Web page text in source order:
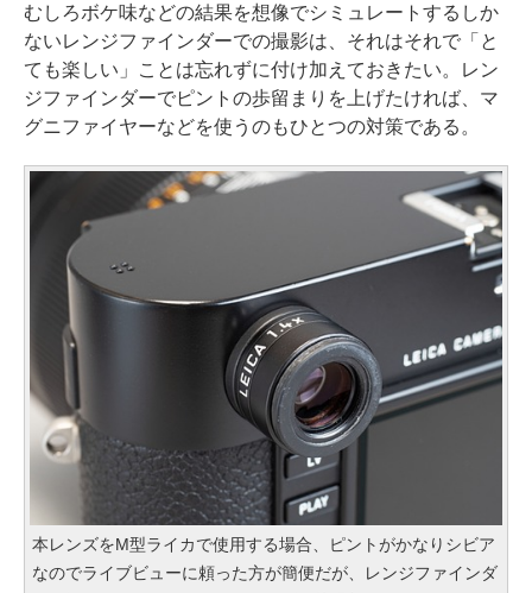
むしろボケ味などの結果を想像でシミュレートするしか
ないレンジファインダーでの撮影は、それはそれで「と
ても楽しい」ことは忘れずに付け加えておきたい。レン
ジファインダーでピントの歩留まりを上げたければ、マ
グニファイヤーなどを使うのもひとつの対策である。
本レンズをM型ライカで使用する場合、ピントがかなりシビア
なのでライブビューに頼った方が簡便だが、レンジファインダ